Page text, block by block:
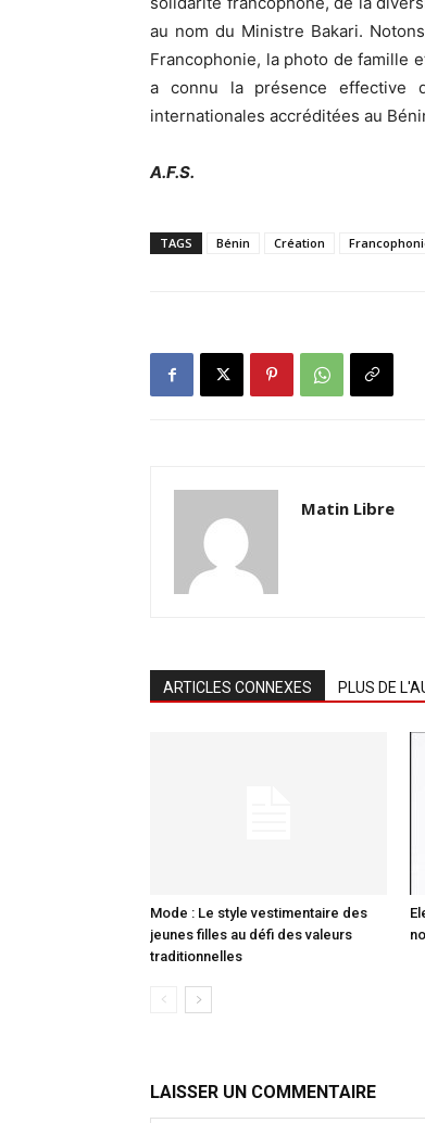
au nom du Ministre Bakari.
Francophonie, la photo de famille
a connu la présence effective
internationales accréditées au
A.F.S.
TAGS Bénin Création
Matin Libre
ARTICLES CONNEXES PLUS DE
Mode : Le style vestimentaire des
jeunes filles au défi des valeurs
traditionnelles
LAISSER UN COMMENTAIRE